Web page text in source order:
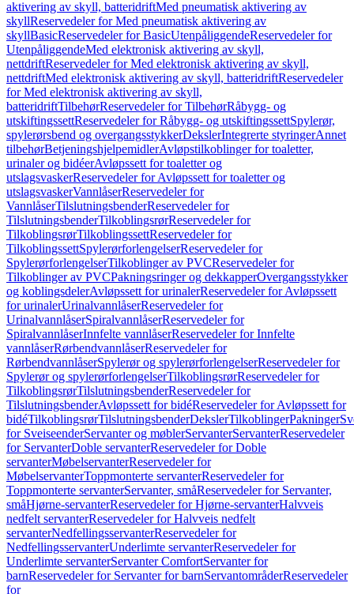
aktivering av skyll, batteridriftMed pneumatisk aktivering av
skyllReservedeler for Med pneumatisk aktivering av
skyllBasicReservedeler for BasicUtenpåliggendeReservedeler for
UtenpåliggendeMed elektronisk aktivering av skyll,
nettdriftReservedeler for Med elektronisk aktivering av skyll,
nettdriftMed elektronisk aktivering av skyll, batteridriftReservedeler
for Med elektronisk aktivering av skyll,
batteridriftTilbehørReservedeler for TilbehørRåbygg- og
utskiftingssettReservedeler for Råbygg- og utskiftingssettSpylerør,
spylerørsbend og overgangsstykkerDekslerIntegrerte styringerAnnet
tilbehørBetjeningshjelpemidlerAvløpstilkoblinger for toaletter,
urinaler og bidéerAvløpssett for toaletter og
utslagsvaskerReservedeler for Avløpssett for toaletter og
utslagsvaskerVannlåserReservedeler for
VannlåserTilslutningsbenderReservedeler for
TilslutningsbenderTilkoblingsrørReservedeler for
TilkoblingsrørTilkoblingssettReservedeler for
TilkoblingssettSpylerørforlengelserReservedeler for
SpylerørforlengelserTilkoblinger av PVCReservedeler for
Tilkoblinger av PVCPakningsringer og dekkapperOvergangsstykker
og koblingsdelerAvløpssett for urinalerReservedeler for Avløpssett
for urinalerUrinalvannlåserReservedeler for
UrinalvannlåserSpiralvannlåserReservedeler for
SpiralvannlåserInnfelte vannlåserReservedeler for Innfelte
vannlåserRørbendvannlåserReservedeler for
RørbendvannlåserSpylerør og spylerørforlengelserReservedeler for
Spylerør og spylerørforlengelserTilkoblingsrørReservedeler for
TilkoblingsrørTilslutningsbenderReservedeler for
TilslutningsbenderAvløpssett for bidéReservedeler for Avløpssett for
bidéTilkoblingsrørTilslutningsbenderDekslerTilkoblingerPakninger
for SveiseenderServanter og møblerServanterServanterReservedeler
for ServanterDoble servanterReservedeler for Doble
servanterMøbelservanterReservedeler for
MøbelservanterToppmonterte servanterReservedeler for
Toppmonterte servanterServanter, småReservedeler for Servanter,
småHjørne-servanterReservedeler for Hjørne-servanterHalvveis
nedfelt servanterReservedeler for Halvveis nedfelt
servanterNedfellingsservanterReservedeler for
NedfellingsservanterUnderlimte servanterReservedeler for
Underlimte servanterServanter ComfortServanter for
barnReservedeler for Servanter for barnServantområderReservedeler
for